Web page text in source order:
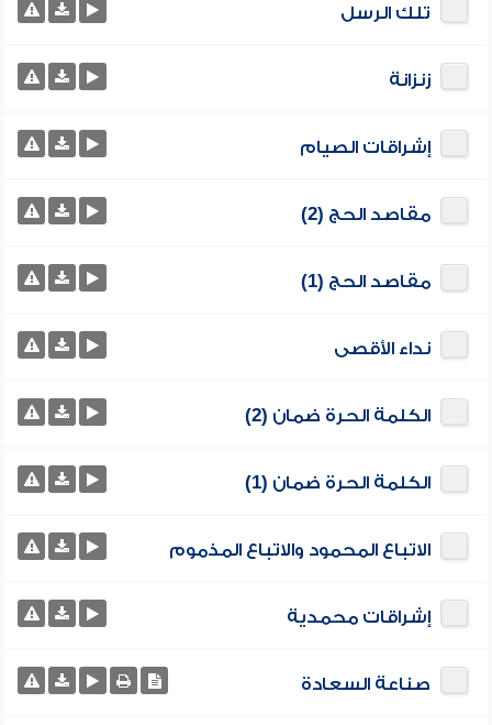
تلك الرسل
زنزانة
إشراقات الصيام
مقاصد الحج (2)
مقاصد الحج (1)
نداء الأقصى
الكلمة الحرة ضمان (2)
الكلمة الحرة ضمان (1)
الاتباع المحمود والاتباع المذموم
إشراقات محمدية
صناعة السعادة